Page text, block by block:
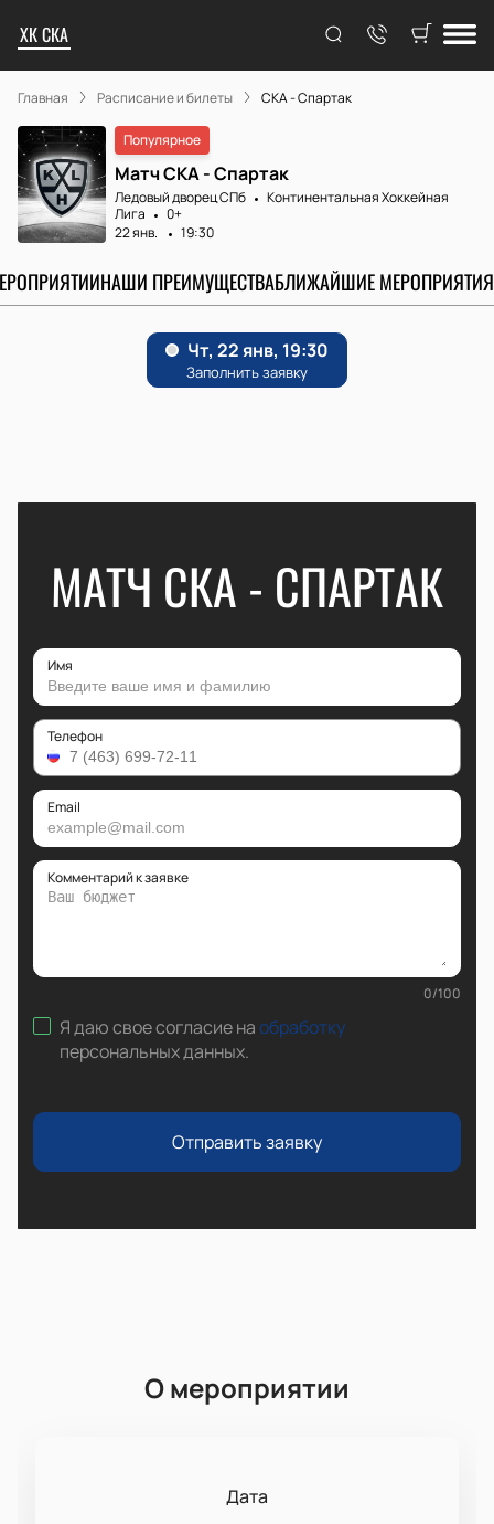
ХК СКА
Главная Расписание и билеты СКА - Спартак
Популярное
Матч СКА - Спартак
Ледовый дворец СПб
Континентальная Хоккейная
Лига
0+
22 янв.
19:30
НАШИ ПРЕИМУЩЕСТВАБЛИЖАЙШИЕ МЕРОПРИЯТИЯ
МАТЧ СКА - СПАРТАК
Имя
Телефон
Email
Комментарий к заявке
0/100
Я даю свое согласие наобработку
персональных данных.
Отправить заявку
О мероприятии
Дата